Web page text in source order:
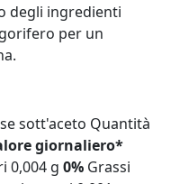
degli ingredienti
per un
sott'aceto Quantità
giornaliero*
0,004 g 0% Grassi